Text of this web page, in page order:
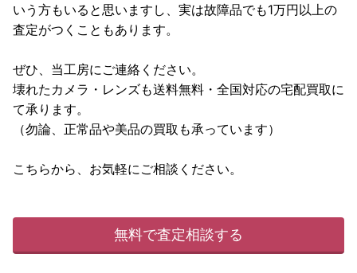
いう方もいると思いますし、実は故障品でも1万円以上の
査定がつくこともあります。
ぜひ、当工房にご連絡ください。
壊れたカメラ・レンズも送料無料・全国対応の宅配買取に
て承ります。
（勿論、正常品や美品の買取も承っています）
こちらから、お気軽にご相談ください。
無料で査定相談する